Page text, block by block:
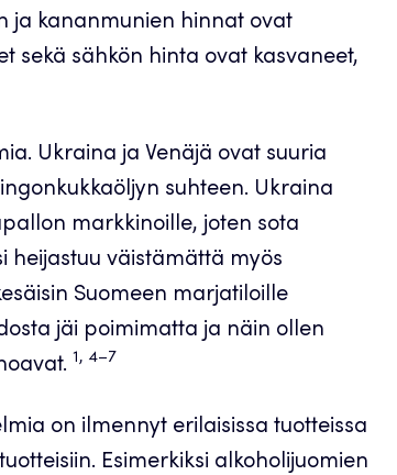
ja kananmunien hinnat ovat
sekä sähkön hinta ovat kasvaneet,
Ukraina ja Venäjä ovat suuria
suhteen. Ukraina
markkinoille, joten sota
heijastuu väistämättä myös
Suomeen marjatiloille
jäi poimimatta ja näin ollen
1, 4–7
on ilmennyt erilaisissa tuotteissa
Esimerkiksi alkoholijuomien